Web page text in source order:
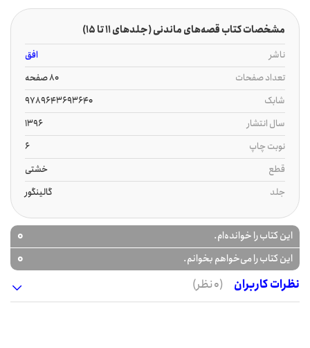
مشخصات کتاب قصه‌های ماندنی (جلدهای 11 تا ۱5)
ناشر
افق
تعداد صفحات
80 صفحه
شابک
9789643693640
سال انتشار
1396
نوبت چاپ
6
قطع
خشتی
جلد
گالینگور
این کتاب را خوانده‌ام. 0
این کتاب را می‌خواهم بخوانم.
0
نظرات کاربران
(0 نظر)